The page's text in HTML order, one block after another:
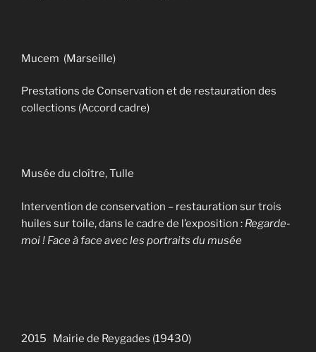
Mucem (Marseille)
Prestations de Conservation et de restauration des
collections (Accord cadre)
Musée du cloître, Tulle
Intervention de conservation – restauration sur trois
huiles sur toile, dans le cadre de l’exposition : Regarde-
moi ! Face à face avec les portraits du musée
2015 Mairie de Reygades (19430)